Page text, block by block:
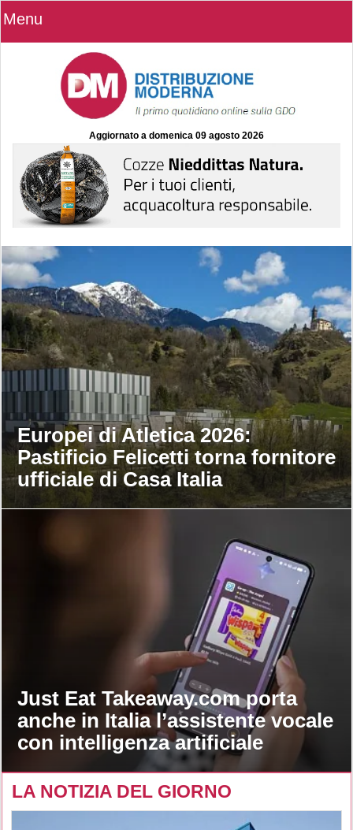
Menu
Aggiornato a domenica 09 agosto 2026
Europei di Atletica 2026:
Pastificio Felicetti torna fornitore
ufficiale di Casa Italia
Just Eat Takeaway.com porta
anche in Italia l’assistente vocale
con intelligenza artificiale
LA NOTIZIA DEL GIORNO